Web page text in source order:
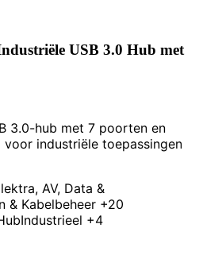
USB 3.0 Hub met
3.0-hub met 7 poorten en
voor industriële toepassingen
AV, Data &
& Kabelbeheer +20
Industrieel +4